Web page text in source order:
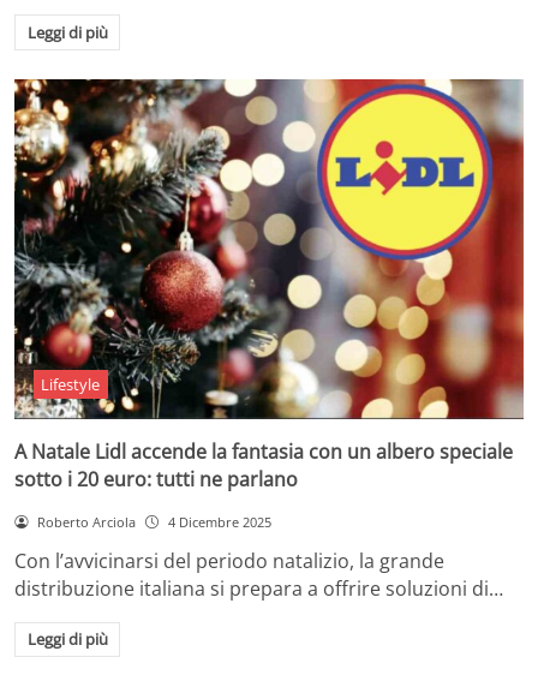
Leggi di più
Lifestyle
A Natale Lidl accende la fantasia con un albero speciale
sotto i 20 euro: tutti ne parlano
Roberto Arciola 4 Dicembre 2025
Con l’avvicinarsi del periodo natalizio, la grande
distribuzione italiana si prepara a offrire soluzioni di…
Leggi di più